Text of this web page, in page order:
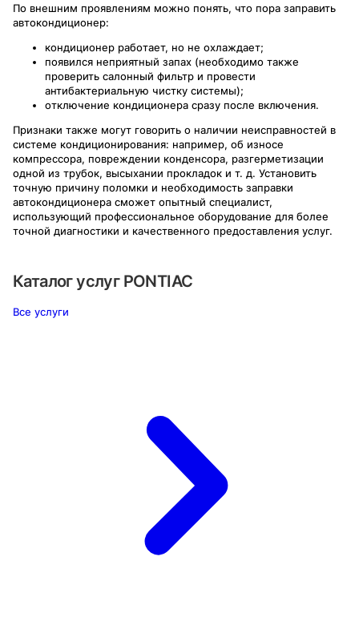
По внешним проявлениям можно понять, что пора заправить
автокондиционер:
кондиционер работает, но не охлаждает;
появился неприятный запах (необходимо также
проверить салонный фильтр и провести
антибактериальную чистку системы);
отключение кондиционера сразу после включения.
Признаки также могут говорить о наличии неисправностей в
системе кондиционирования: например, об износе
компрессора, повреждении конденсора, разгерметизации
одной из трубок, высыхании прокладок и т. д. Установить
точную причину поломки и необходимость заправки
автокондиционера сможет опытный специалист,
использующий профессиональное оборудование для более
точной диагностики и качественного предоставления услуг.
Каталог услуг PONTIAC
Все услуги